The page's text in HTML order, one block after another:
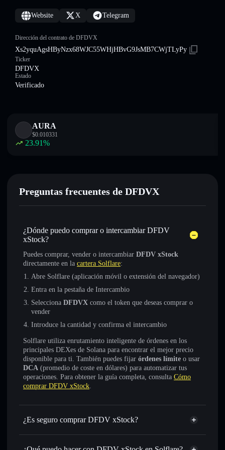
Website X Telegram
Dirección del contrato de DFDVX
Xs2yquAgsHByNzx68WJC55WHjHBvG9JsMB7CWjTLyPy
Ticker
DFDVX
Estado
Verificado
AURA
$0.010331
23.91%
Preguntas frecuentes de DFDVX
¿Dónde puedo comprar o intercambiar DFDV
xStock?
Puedes comprar, vender o intercambiar DFDV xStock
directamente en la cartera Solflare:
Abre Solflare (aplicación móvil o extensión del navegador)
Entra en la pestaña de Intercambio
Selecciona DFDVX como el token que deseas comprar o
vender
Introduce la cantidad y confirma el intercambio
Solflare utiliza enrutamiento inteligente de órdenes en los
principales DEXes de Solana para encontrar el mejor precio
disponible para ti. También puedes fijar órdenes límite o usar
DCA (promedio de coste en dólares) para automatizar tus
operaciones. Para obtener la guía completa, consulta Cómo
comprar DFDV xStock.
¿Es seguro comprar DFDV xStock?
DFDV xStock token verificado